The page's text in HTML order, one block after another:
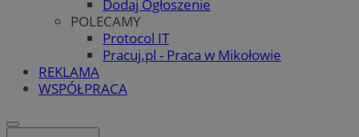
Dodaj Ogłoszenie
POLECAMY
Protocol IT
Pracuj.pl - Praca w Mikołowie
REKLAMA
WSPÓŁPRACA